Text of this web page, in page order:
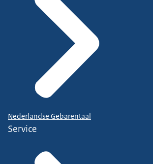
Nederlandse Gebarentaal
Service